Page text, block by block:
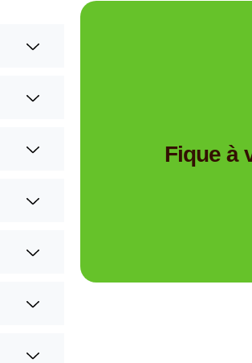
Fique à
Tem dúvidas se a